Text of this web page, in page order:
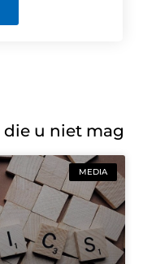
die u niet mag
MEDIA